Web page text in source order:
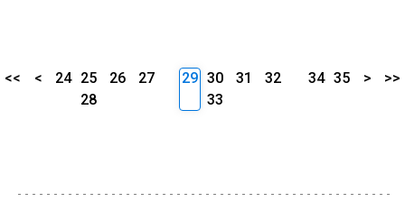
<< < 24 25 26
27
28
29 30 31
32
33
34 35 > >>